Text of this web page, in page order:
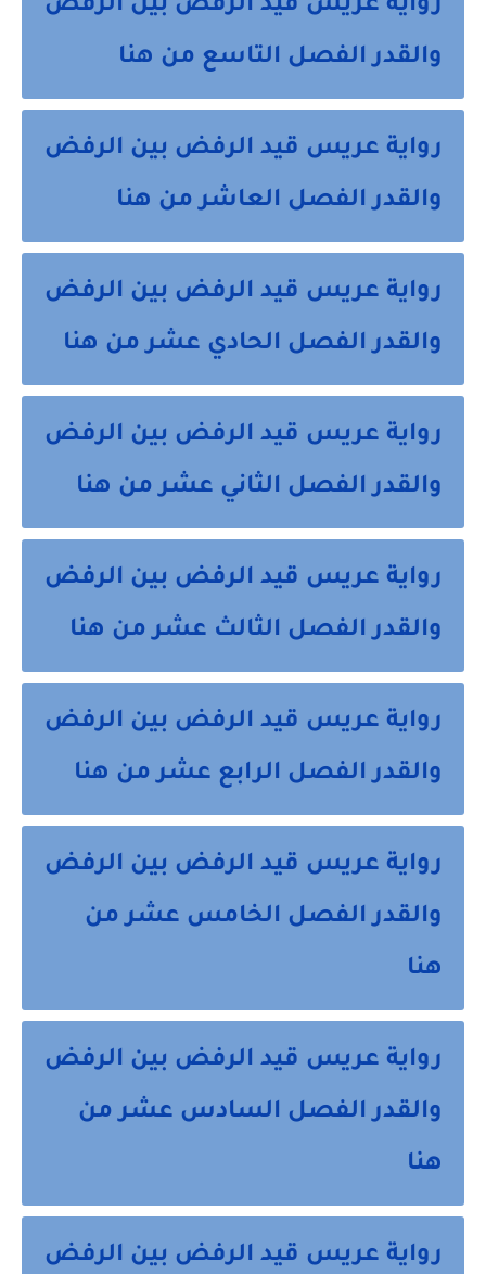
رواية عريس قيد الرفض بين الرفض
والقدر الفصل التاسع من هنا
رواية عريس قيد الرفض بين الرفض
والقدر الفصل العاشر من هنا
رواية عريس قيد الرفض بين الرفض
والقدر الفصل الحادي عشر من هنا
رواية عريس قيد الرفض بين الرفض
والقدر الفصل الثاني عشر من هنا
رواية عريس قيد الرفض بين الرفض
والقدر الفصل الثالث عشر من هنا
رواية عريس قيد الرفض بين الرفض
والقدر الفصل الرابع عشر من هنا
رواية عريس قيد الرفض بين الرفض
والقدر الفصل الخامس عشر من
هنا
رواية عريس قيد الرفض بين الرفض
والقدر الفصل السادس عشر من
هنا
رواية عريس قيد الرفض بين الرفض